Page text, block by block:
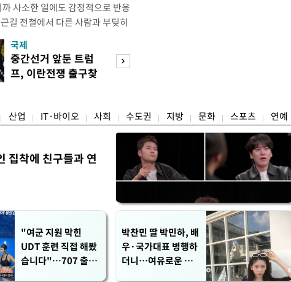
사소한 일에도 감정적으로 반응
길 전철에서 다른 사람과 부딪히
으면 짜증이 확 올라오더라고요."
폭염이 이어지면서 사소한 자극
정적으로 반응하는 사람이 늘고
쾌감과 공격성을 높이는 데다
국제
중간선거 앞둔 트럼
프, 이란전쟁 출구찾
산업 IT·바이오 사회 수도권 지방 문화 스포츠 연예
집착에 친구들과 연
"여군 지원 막힌
UDT 훈련 직접 해봤
습니다"…707 출신
박찬민 딸 박민하, 배
우·국가대표 병행하
더니…여유로운 근